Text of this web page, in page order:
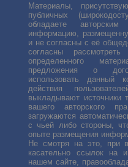
Материалы,
публичных
обладаете
информацию,
и не согласны с её
согласны
определенного
предложения о
использовать данный
действия
выкладывают источники
вашего авторского
загружаются
с чьей либо стороны,
опыте размещения
Не смотря на это, при
касательно ссылок на
нашем сайте,